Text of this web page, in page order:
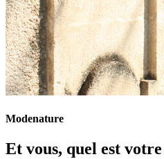
Modenature
Et vous, quel est